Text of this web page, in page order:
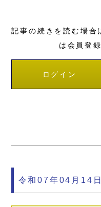
記事の続きを読む場合
は会員登
ログイン
令和07年04月14